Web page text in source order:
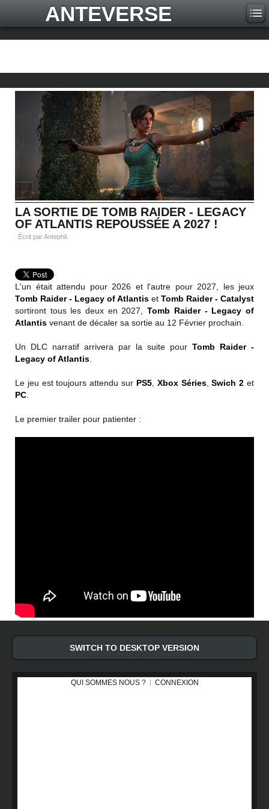
ANTEVERSE
LA SORTIE DE TOMB RAIDER - LEGACY
OF ATLANTIS REPOUSSÉE A 2027 !
Écrit par Antephil.
L'un était attendu pour 2026 et l'autre pour 2027, les jeux
Tomb Raider - Legacy of Atlantis et Tomb Raider - Catalyst
sortiront tous les deux en 2027,Tomb Raider - Legacy of
Atlantis venant de décaler sa sortie au 12 Février prochain.
Un DLC narratif arrivera par la suite pour Tomb Raider -
Legacy of Atlantis
Le jeu est toujours attendu sur PS5, Xbox Séries,Swich 2 et
PC
Le premier trailer pour patienter :
SWITCH TO DESKTOP VERSION
QUI SOMMES NOUS ? CONNEXION